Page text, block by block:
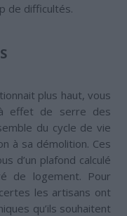
de difficultés.
plus haut, vous
effet de serre des
du cycle de vie
à sa démolition. Ces
d’un plafond calculé
de logement. Pour
les artisans ont
qu’ils souhaitent